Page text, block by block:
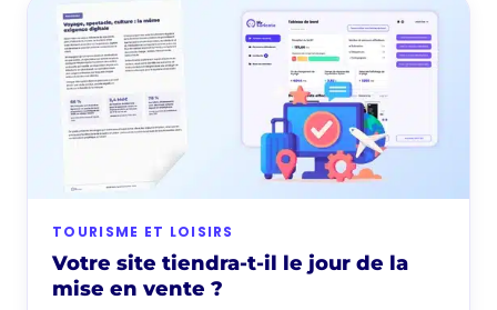
TOURISME ET LOISIRS
Votre site tiendra-t-il le jour de la
mise en vente ?